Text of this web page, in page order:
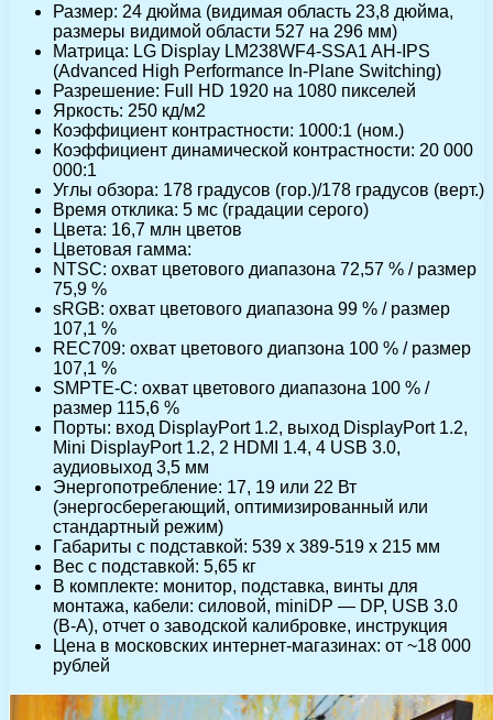
Размер: 24 дюйма (видимая область 23,8 дюйма,
размеры видимой области 527 на 296 мм)
Матрица: LG Display LM238WF4-SSA1 AH-IPS
(Advanced High Performance In-Plane Switching)
Разрешение: Full HD 1920 на 1080 пикселей
Яркость: 250 кд/м2
Коэффициент контрастности: 1000:1 (ном.)
Коэффициент динамической контрастности: 20 000
000:1
Углы обзора: 178 градусов (гор.)/178 градусов (верт.)
Время отклика: 5 мс (градации серого)
Цвета: 16,7 млн цветов
Цветовая гамма:
NTSC: охват цветового диапазона 72,57 % / размер
75,9 %
sRGB: охват цветового диапазона 99 % / размер
107,1 %
REC709: охват цветового диапзона 100 % / размер
107,1 %
SMPTE-C: охват цветового диапазона 100 % /
размер 115,6 %
Порты: вход DisplayPort 1.2, выход DisplayPort 1.2,
Mini DisplayPort 1.2, 2 HDMI 1.4, 4 USB 3.0,
аудиовыход 3,5 мм
Энергопотребление: 17, 19 или 22 Вт
(энергосберегающий, оптимизированный или
стандартный режим)
Габариты с подставкой: 539 х 389-519 х 215 мм
Вес с подставкой: 5,65 кг
В комплекте: монитор, подcтавка, винты для
монтажа, кабели: силовой, miniDP — DP, USB 3.0
(B-A), отчет о заводской калибровке, инструкция
Цена в московских интернет-магазинах: от ~18 000
рублей